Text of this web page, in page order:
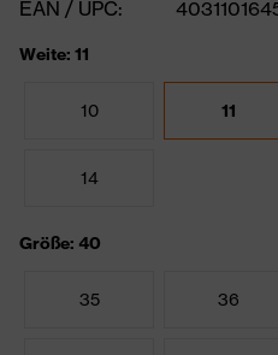
EAN / UPC:
Weite: 11
10 11
14
Größe: 40
35 36